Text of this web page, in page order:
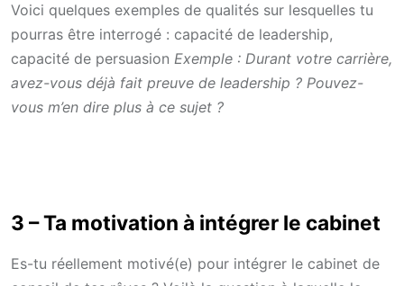
Voici quelques exemples de qualités sur lesquelles tu
pourras être interrogé : capacité de leadership,
capacité de persuasion Exemple : Durant votre carrière,
avez-vous déjà fait preuve de leadership ? Pouvez-
vous m’en dire plus à ce sujet ?
3 – Ta motivation à intégrer le cabinet
Es-tu réellement motivé(e) pour intégrer le cabinet de